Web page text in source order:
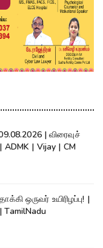
| விரைவுச்
| Vijay | CM
ஒருவர் உயிரிழப்பு! |